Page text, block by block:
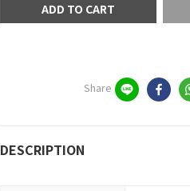
ADD TO CART
Share
DESCRIPTION